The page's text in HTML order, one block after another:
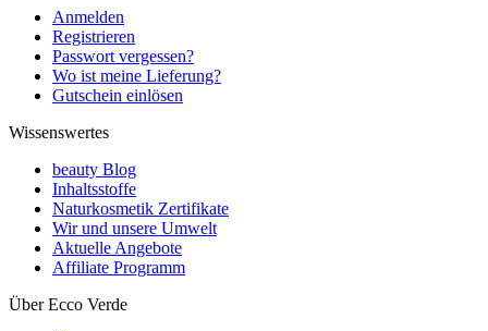
Anmelden
Registrieren
Passwort vergessen?
Wo ist meine Lieferung?
Gutschein einlösen
Wissenswertes
beauty Blog
Inhaltsstoffe
Naturkosmetik Zertifikate
Wir und unsere Umwelt
Aktuelle Angebote
Affiliate Programm
Über Ecco Verde